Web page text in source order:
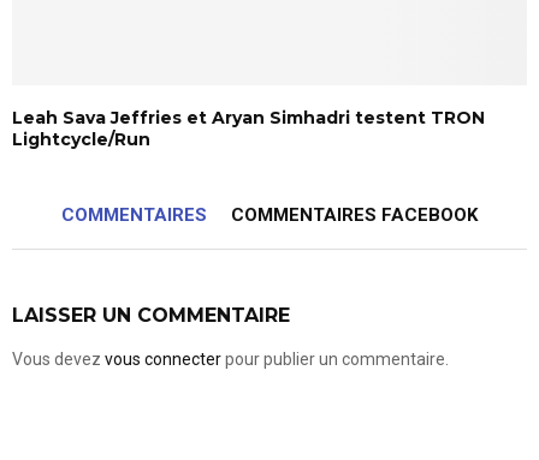
Leah Sava Jeffries et Aryan Simhadri testent TRON
Lightcycle/Run
COMMENTAIRES COMMENTAIRES FACEBOOK
LAISSER UN COMMENTAIRE
Vous devez vous connecterpour publier un commentaire.